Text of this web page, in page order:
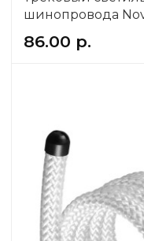
шинопровода
86.00 р.